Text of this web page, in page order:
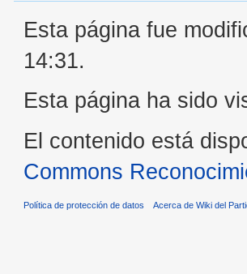
Esta página fue
14:31.
Esta página ha sido
El contenido está
Commons
Política de protección de datos Acerca de Wiki del